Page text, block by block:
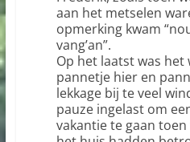
aan het metselen
opmerking kwam
vang’an”.
Op het laatst was het
pannetje hier en
lekkage bij te veel
pauze ingelast om
vakantie te gaan